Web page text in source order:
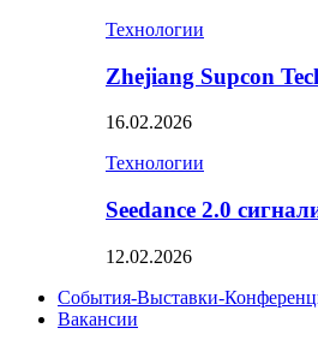
Технологии
Zhejiang Supcon
16.02.2026
Технологии
Seedance 2.0
12.02.2026
События-Выставки-
Вакансии